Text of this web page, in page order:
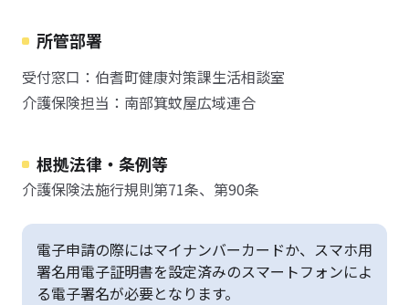
所管部署
受付窓口：伯耆町健康対策課生活相談室
介護保険担当：南部箕蚊屋広域連合
根拠法律・条例等
介護保険法施行規則第71条、第90条
電子申請の際にはマイナンバーカードか、スマホ用
署名用電子証明書を設定済みのスマートフォンによ
る電子署名が必要となります。